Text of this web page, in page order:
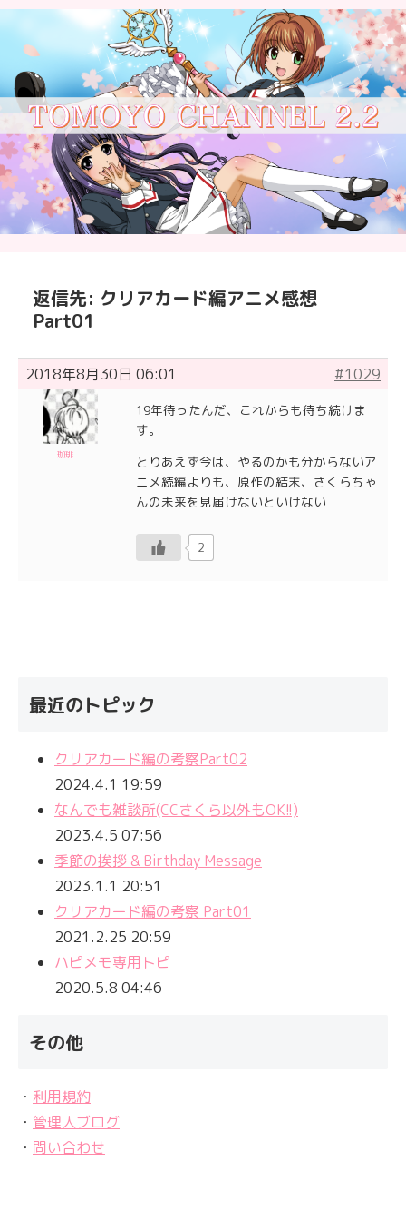
返信先: クリアカード編アニメ感想
Part01
2018年8月30日 06:01 #1029
珈琲
19年待ったんだ、これからも待ち続けま
す。
とりあえず今は、やるのかも分からないア
ニメ続編よりも、原作の結末、さくらちゃ
んの未来を見届けないといけない
2
最近のトピック
クリアカード編の考察Part02
2024.4.1 19:59
なんでも雑談所(CCさくら以外もOK!!)
2023.4.5 07:56
季節の挨拶 & Birthday Message
2023.1.1 20:51
クリアカード編の考察 Part01
2021.2.25 20:59
ハピメモ専用トピ
2020.5.8 04:46
その他
・ 利用規約
・ 管理人ブログ
・ 問い合わせ